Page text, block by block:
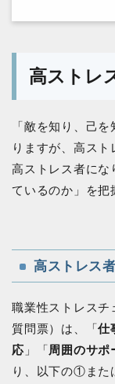
高ストレ
「敵を知り、己
りますが、高ス
高ストレス者にな
ているのか」を把
高ストレス
職業性ストレスチ
質問票）は、「仕
応 」「周囲のサポ
り、以下の①また